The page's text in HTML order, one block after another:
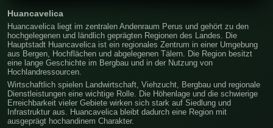
Huancavelica
Huancavelica liegt im zentralen Andenraum Perus und gehört zu den
hochgelegenen und ländlich geprägten Regionen des Landes. Die
Hauptstadt Huancavelica ist ein regionales Zentrum in einer Umgebung
aus Bergen, Hochflächen und abgelegenen Tälern. Die Region besitzt
eine lange Geschichte im Bergbau und in der Nutzung von
Hochlandressourcen.
Wirtschaftlich spielen Landwirtschaft, Viehzucht, Bergbau und regionale
Dienstleistungen eine wichtige Rolle. Die Höhenlage und die schwierige
Erreichbarkeit vieler Gebiete wirken sich stark auf Siedlung und
Infrastruktur aus. Huancavelica bleibt dadurch eine Region mit
ausgeprägt hochandinem Charakter.